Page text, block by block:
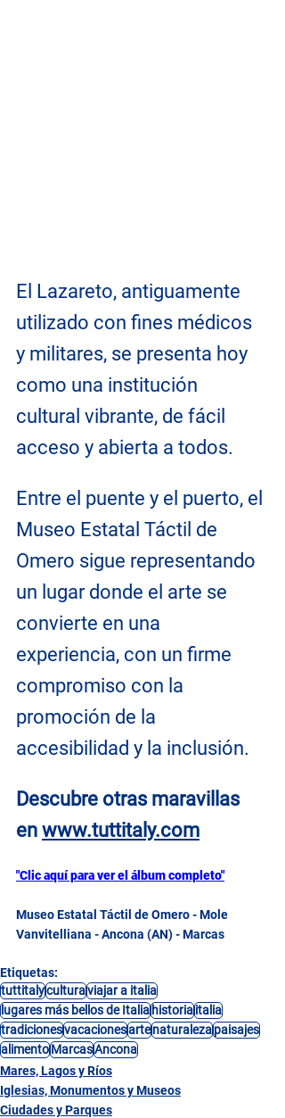
El Lazareto, antiguamente
utilizado con fines médicos
y militares, se presenta hoy
como una institución
cultural vibrante, de fácil
acceso y abierta a todos.
Entre el puente y el puerto, el
Museo Estatal Táctil de
Omero sigue representando
un lugar donde el arte se
convierte en una
experiencia, con un firme
compromiso con la
promoción de la
accesibilidad y la inclusión.
Descubre otras maravillas
en www.tuttitaly.com
"Clic aquí para ver el álbum completo"
Museo Estatal Táctil de Omero - Mole
Vanvitelliana - Ancona (AN) - Marcas
Etiquetas:
tuttitalyculturaviajar a italia
lugares más bellos de Italiahistoriaitalia
tradicionesvacacionesartenaturalezapaisajes
alimentoMarcasAncona
Mares, Lagos y Ríos
Iglesias, Monumentos y Museos
Ciudades y Parques